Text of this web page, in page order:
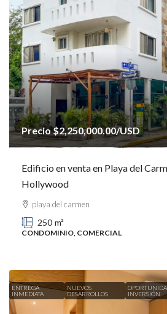
Precio$2,250,000.00/USD
Edificio en venta en Playa del
Hollywood
playa del carmen
250 m²
CONDOMINIO, COMERCIAL
ENTREGA
INMEDIATA
NUEVOS
DESARROLLOS
INVERSIÓN